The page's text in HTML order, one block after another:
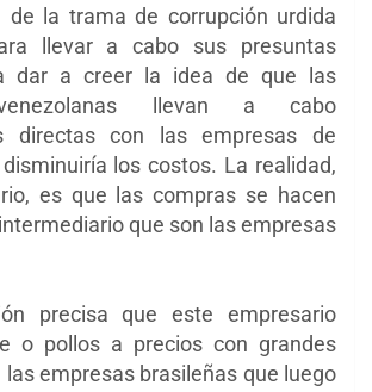
de la trama de corrupción urdida
llevar a cabo sus presuntas
dar a creer la idea de que las
llevan a cabo
directas con las empresas de
los costos. La realidad,
es que las compras se hacen
que son las empresas
precisa que este empresario
o pollos a precios con grandes
empresas brasileñas que luego